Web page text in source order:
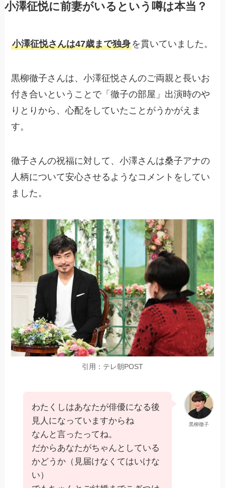
小澤征悦に前妻がいるという噂は本当？
小澤征悦さんは47歳まで独身を貫いていました。
黒柳徹子さんは、小澤征悦さんのご両親と長いお
付き合いということで「徹子の部屋」出演時のや
りとりから、心配をしていたことがうかがえま
す。
徹子さんの祝福に対して、小澤さんは桑子アナの
人柄について安心させるようなコメントをしてい
ました。
引用：テレ朝POST
黒柳徹子
わたくしはあなたが俳優になる後
見人になっていますからね
なんと言ったってね。
だからあなたがちゃんとしている
かどうか（見届けなくてはいけな
い）